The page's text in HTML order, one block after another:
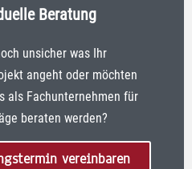
Beratung
unsicher was Ihr
angeht oder möchten
als Fachunternehmen für
beraten werden?
vereinbaren